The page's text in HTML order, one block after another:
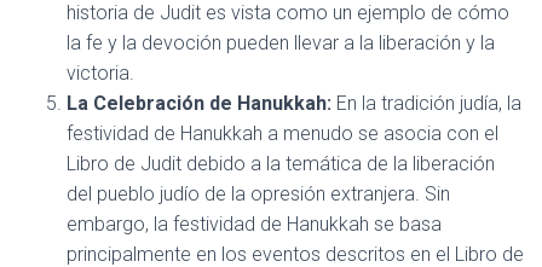
historia de Judit es vista como un ejemplo de cómo
la fe y la devoción pueden llevar a la liberación y la
victoria.
La Celebración de Hanukkah: En la tradición judía, la
festividad de Hanukkah a menudo se asocia con el
Libro de Judit debido a la temática de la liberación
del pueblo judío de la opresión extranjera. Sin
embargo, la festividad de Hanukkah se basa
principalmente en los eventos descritos en el Libro de